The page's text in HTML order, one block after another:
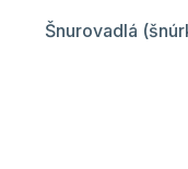
Šnurovadlá